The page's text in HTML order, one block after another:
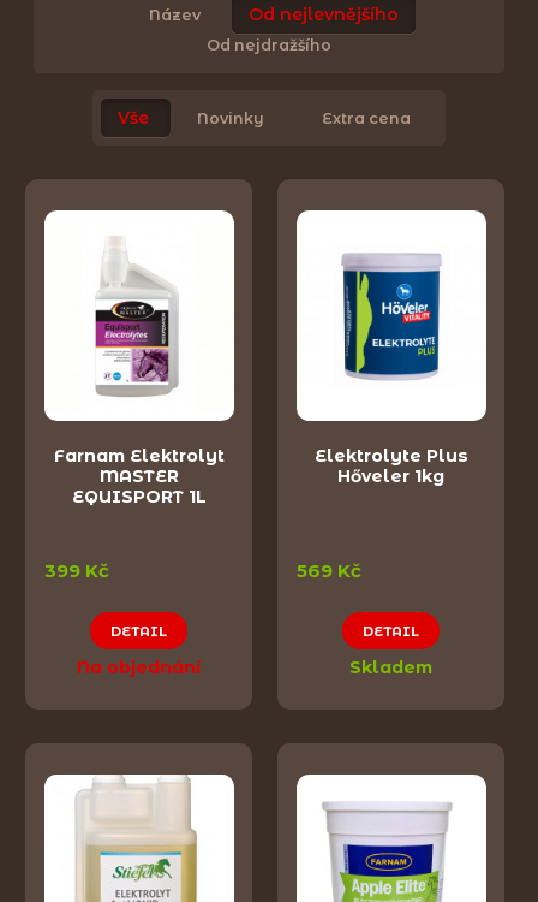
Název Od nejlevnějšího
Od nejdražšího
Vše Novinky Extra cena
Farnam Elektrolyt
MASTER
EQUISPORT 1L
399 Kč
DETAIL
Na objednání
Elektrolyte Plus
Hőveler 1kg
569 Kč
DETAIL
Skladem